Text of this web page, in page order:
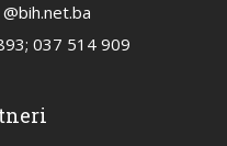
037 514 909